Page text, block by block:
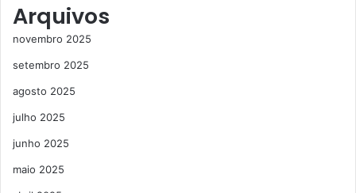
Arquivos
novembro 2025
setembro 2025
agosto 2025
julho 2025
junho 2025
maio 2025